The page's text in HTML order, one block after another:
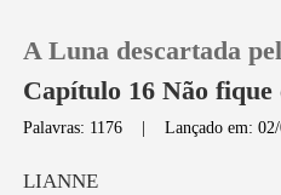
A Luna descartada
Capítulo 16 Não fique
Palavras: 1176 |Lançado em:
AN